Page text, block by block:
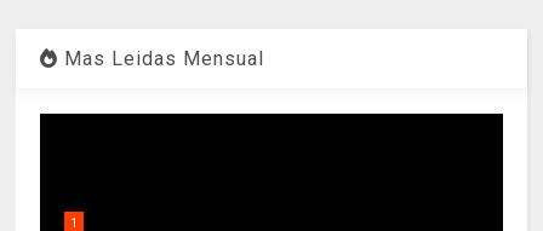
Mas Leidas Mensual
1